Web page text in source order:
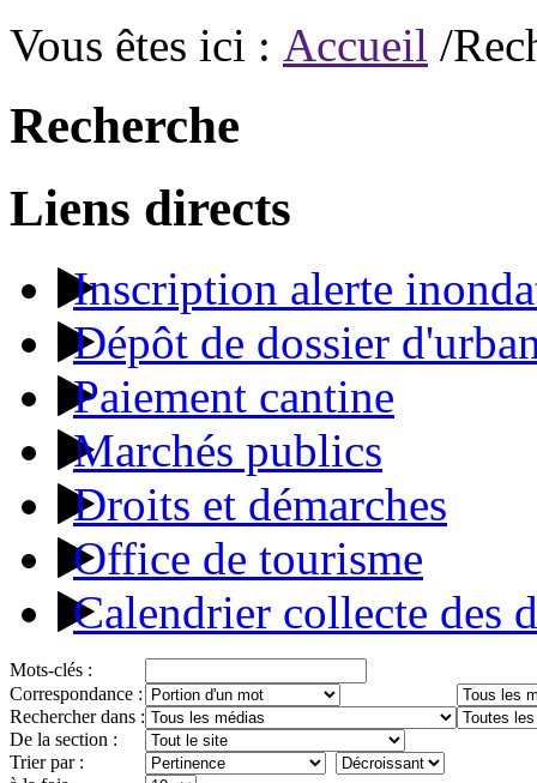
Vous êtes ici : Accueil /
Recherche
Liens directs
Inscription alerte
Dépôt de dossier
Paiement cantine
Marchés publics
Droits et démarches
Office de tourisme
Calendrier collecte des
Mots-clés :
Correspondance :
Rechercher dans :
De la section :
Trier par :